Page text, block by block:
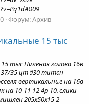
Форум:Архив
15 тыс
тыс Пиленая голова 16в
37/35 цт д30 титан
вертикальные на 16в
на 10-11-12 4р 10. слики
205х50х15 2